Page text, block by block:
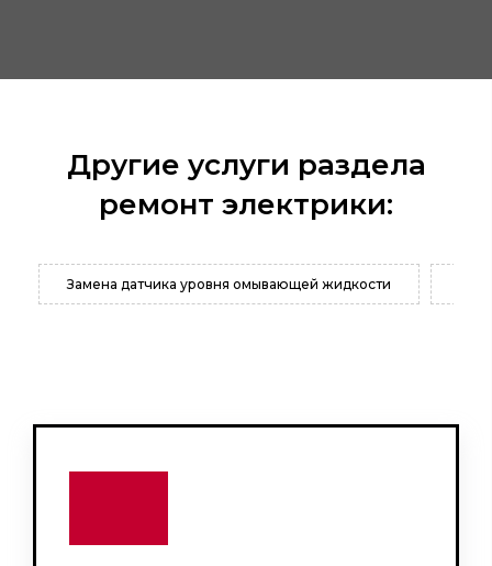
Другие услуги раздела
ремонт электрики:
Замена датчика уровня омывающей жидкости